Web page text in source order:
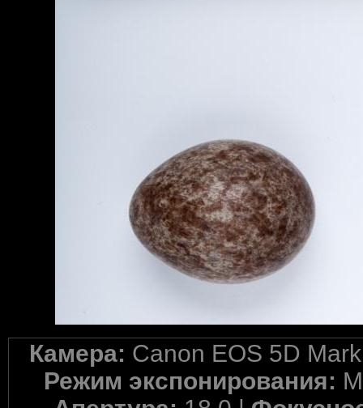
Камера: Canon EOS 5D
Режим экспонирования: